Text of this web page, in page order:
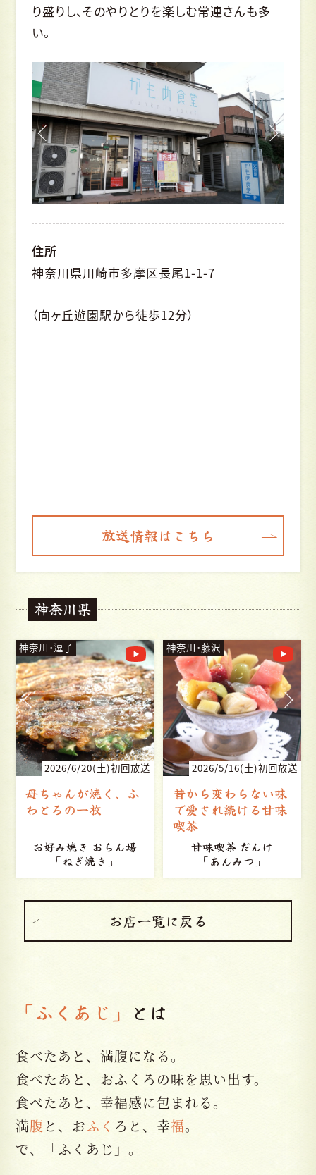
り盛りし、そのやりとりを楽しむ常連さんも多
い。
住所
神奈川県川崎市多摩区長尾1-1-7
（向ヶ丘遊園駅から徒歩12分）
放送情報はこちら
神奈川県
神奈川・藤沢
2026/5/16(土)初回放送
昔から変わらない味
で愛され続ける甘味
甘味喫茶 だんけ
「あんみつ」
神奈川・横須賀
2026/5/2(土)初回放送
百年近く愛され続け
る思いやりの味
上町立花（立花食堂）
「かつ丼」
お店一覧に戻る
「ふくあじ」 とは
食べたあと、満腹になる。
食べたあと、おふくろの味を思い出す。
食べたあと、幸福感に包まれる。
満腹 と、おふく ろと、幸福。
で、「ふくあじ」。